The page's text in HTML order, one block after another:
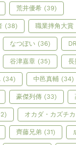
荒井優希 (39)
(38) 職業摔角大賞
なつぽい (36)
谷津嘉章 (35) 長
(34) 中邑真輔 (34)
豪傑列傳 (33)
オカダ・カズチカ
齊藤兄弟 (31)